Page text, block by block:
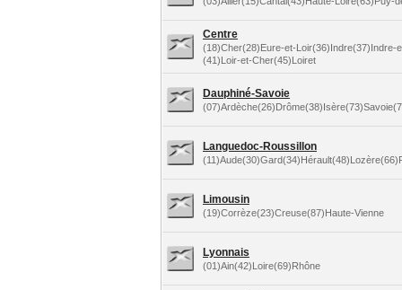
Centre
(18)Cher(28)Eure-et-Loir(36)Indre(37)Indre-
(41)Loir-et-Cher(45)Loiret
Dauphiné-Savoie
Languedoc-Roussillon
Limousin
(19)Corrèze(23)Creuse(87)Haute-Vienne
Lyonnais
(01)Ain(42)Loire(69)Rhône